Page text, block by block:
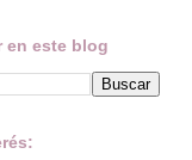
en este blog